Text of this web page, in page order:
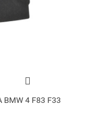
BMW 4 F83 F33